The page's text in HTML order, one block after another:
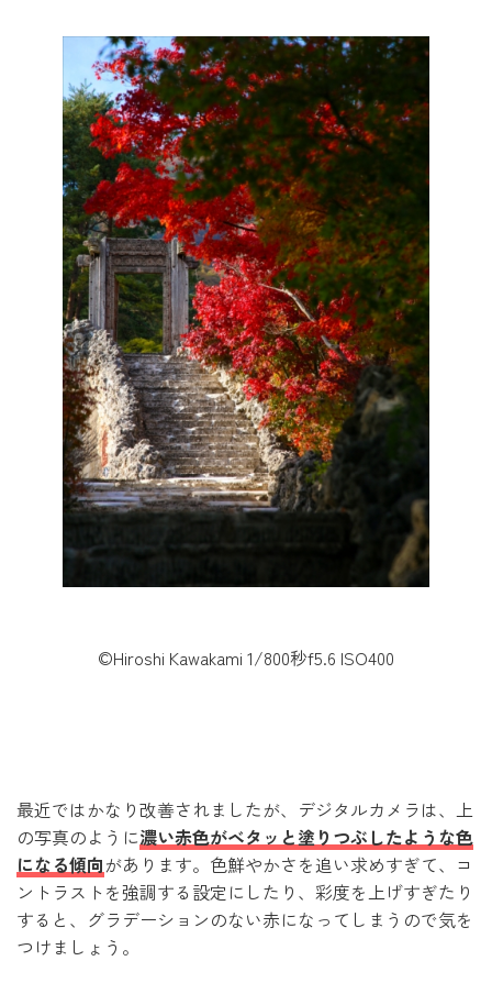
©Hiroshi Kawakami 1/800秒f5.6 ISO400
最近ではかなり改善されましたが、デジタルカメラは、上
の写真のように濃い赤色がベタッと塗りつぶしたような色
になる傾向があります。色鮮やかさを追い求めすぎて、コ
ントラストを強調する設定にしたり、彩度を上げすぎたり
すると、グラデーションのない赤になってしまうので気を
つけましょう。